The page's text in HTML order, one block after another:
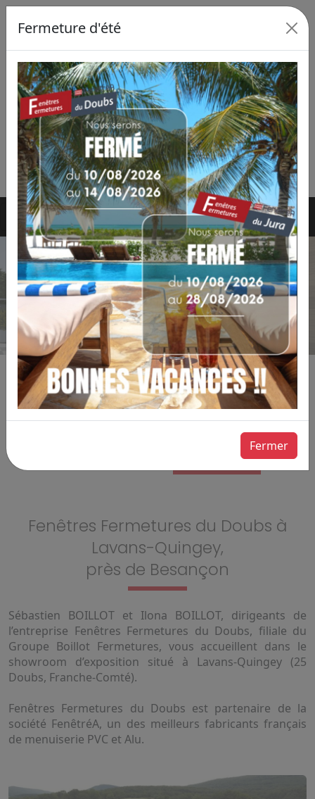
ZA la Combe Parnette - 25440 LAVANS-
QUINGEY ,
03 81 84 64 04
Previous Next
Fermeture d'été
Fermer
DEMANDER
Fenêtres Fermetures du Doubs à
Lavans-Quingey,
près de Besançon
Sébastien BOILLOT et Ilona BOILLOT, dirigeants de
l’entreprise Fenêtres Fermetures du Doubs, filiale du
Groupe Boillot Fermetures, vous accueillent dans le
showroom d’exposition situé à Lavans-Quingey (25
Doubs, Franche-Comté).
Fenêtres Fermetures du Doubs est partenaire de la
société FenêtréA, un des meilleurs fabricants français
de menuiserie PVC et Alu.